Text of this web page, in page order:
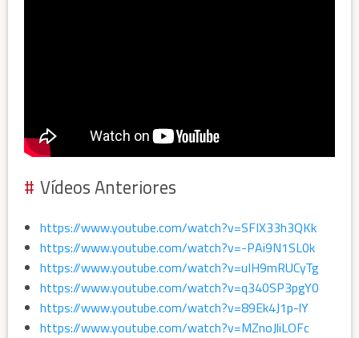
Vídeos Anteriores
https://www.youtube.com/watch?v=SFIX33h3QKk
https://www.youtube.com/watch?v=-PAi9N1SL0k
https://www.youtube.com/watch?v=uIH9mRUCyTg
https://www.youtube.com/watch?v=q340SP3pgY0
https://www.youtube.com/watch?v=89Ek4J1p-lY
https://www.youtube.com/watch?v=MZnoJliLOFc